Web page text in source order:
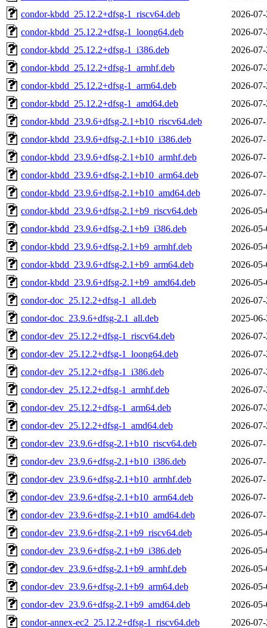
condor-kbdd_25.12.2+dfsg-1_riscv64.deb
2026-
condor-kbdd_25.12.2+dfsg-1_loong64.deb
2026-
condor-kbdd_25.12.2+dfsg-1_i386.deb
2026-
condor-kbdd_25.12.2+dfsg-1_armhf.deb
2026-
condor-kbdd_25.12.2+dfsg-1_arm64.deb
2026-
condor-kbdd_25.12.2+dfsg-1_amd64.deb
2026-
condor-kbdd_23.9.6+dfsg-2.1+b10_riscv64.deb
2026-
condor-kbdd_23.9.6+dfsg-2.1+b10_i386.deb
2026-
condor-kbdd_23.9.6+dfsg-2.1+b10_armhf.deb
2026-
condor-kbdd_23.9.6+dfsg-2.1+b10_arm64.deb
2026-
condor-kbdd_23.9.6+dfsg-2.1+b10_amd64.deb
2026-
condor-kbdd_23.9.6+dfsg-2.1+b9_riscv64.deb
2026-
condor-kbdd_23.9.6+dfsg-2.1+b9_i386.deb
2026-
condor-kbdd_23.9.6+dfsg-2.1+b9_armhf.deb
2026-
condor-kbdd_23.9.6+dfsg-2.1+b9_arm64.deb
2026-
condor-kbdd_23.9.6+dfsg-2.1+b9_amd64.deb
2026-
condor-doc_25.12.2+dfsg-1_all.deb
2026-
condor-doc_23.9.6+dfsg-2.1_all.deb
2025-
condor-dev_25.12.2+dfsg-1_riscv64.deb
2026-
condor-dev_25.12.2+dfsg-1_loong64.deb
2026-
condor-dev_25.12.2+dfsg-1_i386.deb
2026-
condor-dev_25.12.2+dfsg-1_armhf.deb
2026-
condor-dev_25.12.2+dfsg-1_arm64.deb
2026-
condor-dev_25.12.2+dfsg-1_amd64.deb
2026-
condor-dev_23.9.6+dfsg-2.1+b10_riscv64.deb
2026-
condor-dev_23.9.6+dfsg-2.1+b10_i386.deb
2026-
condor-dev_23.9.6+dfsg-2.1+b10_armhf.deb
2026-
condor-dev_23.9.6+dfsg-2.1+b10_arm64.deb
2026-
condor-dev_23.9.6+dfsg-2.1+b10_amd64.deb
2026-
condor-dev_23.9.6+dfsg-2.1+b9_riscv64.deb
2026-
condor-dev_23.9.6+dfsg-2.1+b9_i386.deb
2026-
condor-dev_23.9.6+dfsg-2.1+b9_armhf.deb
2026-
condor-dev_23.9.6+dfsg-2.1+b9_arm64.deb
2026-
condor-dev_23.9.6+dfsg-2.1+b9_amd64.deb
2026-
condor-annex-ec2_25.12.2+dfsg-1_riscv64.deb
2026-